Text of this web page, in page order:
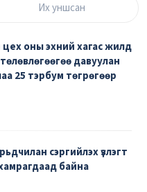
Их уншсан
оны эхний хагас жилд
давуулан
25 тэрбум төгрөгөөр
сэргийлэх үзлэгт
байна